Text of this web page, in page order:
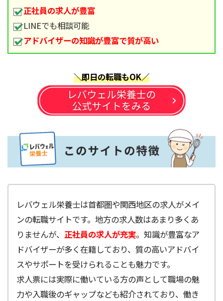
正社員の求人が豊富
LINEでも相談可能
アドバイザーの知識が豊富で質が高い
＼即日の転職もOK／
レバウェル栄養士は首都圏や関西地区の求人がメイ
ンの転職サイトです。地方の求人数はあまり多くあ
りませんが、正社員の求人が充実。知識が豊富なア
ドバイザーが多く在籍しており、質の高いアドバイ
スやサポートを受けられることも魅力です。
求人票には実際に働いている方の声として職場の魅
力や入職後のギャップなども紹介されており、働き